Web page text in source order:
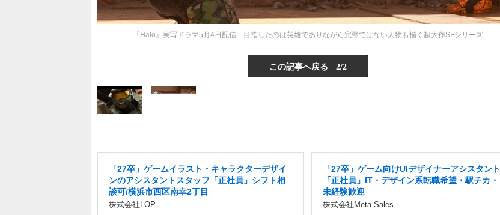
『Halo』実写ドラマ5月4日配信―目指したのは英雄でありながら完璧ではない人物も描く超大作SFシリーズ
この記事へ戻る 2/2
「27卒」ゲームイラスト・キャラクターデザイ
ンのアシスタントスタッフ「正社員」シフト相
談可/横浜市西区南幸2丁目
株式会社LOP
「27卒」ゲーム向けUIデザイナーアシスタント
「正社員」IT・デザイン系転職希望・駅チカ・
未経験歓迎
株式会社Meta Sales